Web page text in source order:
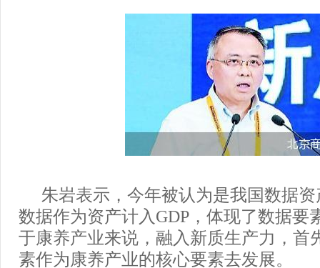
朱岩表示，今年被认为是我国数据
数据作为资产计入GDP，体现了数据要
于康养产业来说，融入新质生产力，首
素作为康养产业的核心要素去发展。